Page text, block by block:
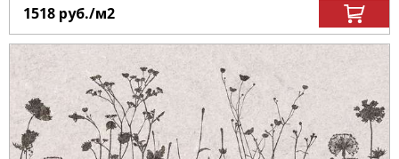
1518 руб./м2